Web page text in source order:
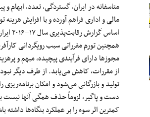
متاسفانهدر ایران، گستردگی، تعدد، ابهام و
مالیواداریفراهم آورده و با افزایش هزینه
اساسگزارشرقابت‌پذیریسال۱۷–۲۰۱۶
همچنین تورم مقرراتی سبب رویگردانی
مجوزها دارای فرآیندی پیچیده، مبهم و
از مقررات، کاهشمی‌یابد. از طرف دیگر
تولید و بازرگانیمی‌شودو امکانبرنامه‌ریزی
دست و پاگیر،لزوماًحذف همگی آنها نیست
کمترین اثر سوء را برعملکردبنگاه‌ها داشته